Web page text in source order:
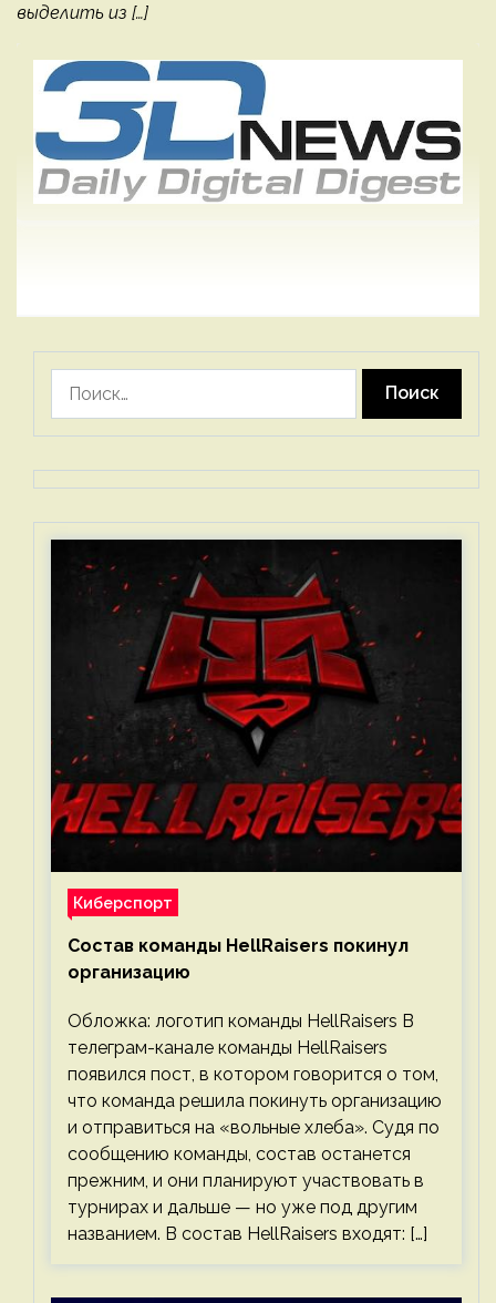
выделить из […]
Киберспорт
Состав команды HellRaisers покинул
организацию
Обложка: логотип команды HellRaisers В
телеграм-канале команды HellRaisers
появился пост, в котором говорится о том,
что команда решила покинуть организацию
и отправиться на «вольные хлеба». Судя по
сообщению команды, состав останется
прежним, и они планируют участвовать в
турнирах и дальше — но уже под другим
названием. В состав HellRaisers входят: […]